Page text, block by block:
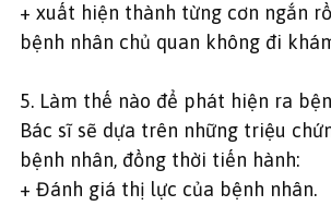
+ xuất hiện thành từng cơn ngắn
bệnh nhân chủ quan không đi
5. Làm thế nào để phát hiện ra
Bác sĩ sẽ dựa trên những triệu
bệnh nhân, đồng thời tiến hành:
+ Đánh giá thị lực của bệnh nhân.